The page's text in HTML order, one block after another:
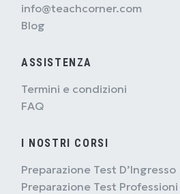
info@teachcorner.com
Blog
ASSISTENZA
Termini e condizioni
FAQ
I NOSTRI CORSI
Preparazione Test D’Ingresso
Preparazione Test